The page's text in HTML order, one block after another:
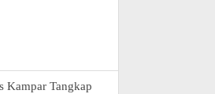
Kampar Tangkap